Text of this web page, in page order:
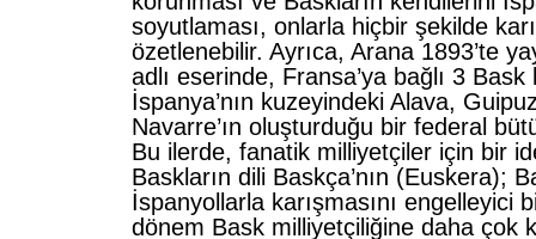
soyutlaması, onlarla hiçbir şekilde
özetlenebilir. Ayrıca, Arana 1893’te
adlı eserinde, Fransa’ya bağlı 3 Bask
İspanya’nın kuzeyindeki Alava,
Navarre’ın oluşturduğu bir federal
Bu ilerde, fanatik milliyetçiler için bir
Baskların dili Baskça’nın (Euskera);
İspanyollarla karışmasını engelleyici
dönem Bask milliyetçiliğine daha çok